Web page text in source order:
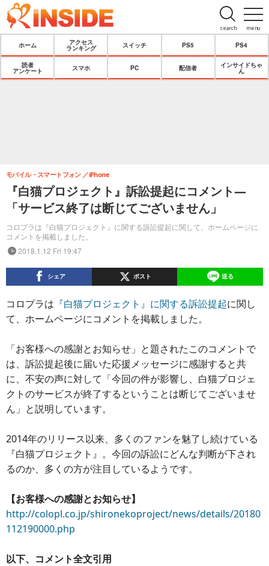
menu
search
ホーム
アクセス
ランキング
スイッチ PS5 PS4
読者
アンケート
スマホ PC 配信者
インサイドちゃ
ん
『白猫プロジェクト』訴訟提起にコメント―
「サービス終了は断じてございません」
コロプラは『白猫プロジェクト』に関する訴訟提起に関して、ホームページに
コメントを掲載しました。
モバイル・スマートフォン iPhone
2018.1.12 Fri 19:47
シェア ポスト 送る
コロプラは 『白猫プロジェクト』に関する訴訟提起に関し
て、ホームページにコメントを掲載しました。
「お客様への感謝とお知らせ」と題されたこのコメントで
は、訴訟提起後に届いた応援メッセージに感謝すると共
に、不安の声に対して「今回の件が影響し、白猫プロジェ
クトのサービスが終了するということは断じてございませ
ん」と説明しています。
2014年のリリース以来、多くのファンを魅了し続けている
『白猫プロジェクト』。今回の訴訟にどんな判断が下され
るのか、多くの方が注目しているようです。
【お客様への感謝とお知らせ】
http://colopl.co.jp/shironekoproject/news/details/20180
112190000.php
以下、コメント全文引用